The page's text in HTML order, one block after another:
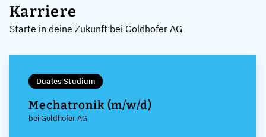
Karriere
Starte in deine Zukunft bei Goldhofer AG
Duales Studium
Mechatronik (m/w/d)
bei Goldhofer AG